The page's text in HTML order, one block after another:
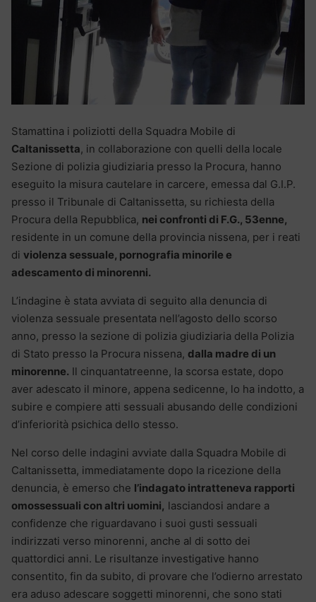
Stamattina i poliziotti della Squadra Mobile di
Caltanissetta, in collaborazione con quelli della locale
Sezione di polizia giudiziaria presso la Procura, hanno
eseguito la misura cautelare in carcere, emessa dal G.I.P.
presso il Tribunale di Caltanissetta, su richiesta della
Procura della Repubblica, nei confronti di F.G., 53enne,
residente in un comune della provincia nissena, per i reati
di violenza sessuale, pornografia minorile e
adescamento di minorenni.
L’indagine è stata avviata di seguito alla denuncia di
violenza sessuale presentata nell’agosto dello scorso
anno, presso la sezione di polizia giudiziaria della Polizia
di Stato presso la Procura nissena, dalla madre di un
minorenne. Il cinquantatreenne, la scorsa estate, dopo
aver adescato il minore, appena sedicenne, lo ha indotto, a
subire e compiere atti sessuali abusando delle condizioni
d’inferiorità psichica dello stesso.
Nel corso delle indagini avviate dalla Squadra Mobile di
Caltanissetta, immediatamente dopo la ricezione della
denuncia, è emerso che l’indagato intratteneva rapporti
omossessuali con altri uomini, lasciandosi andare a
confidenze che riguardavano i suoi gusti sessuali
indirizzati verso minorenni, anche al di sotto dei
quattordici anni. Le risultanze investigative hanno
consentito, fin da subito, di provare che l’odierno arrestato
era aduso adescare soggetti minorenni, che sono stati